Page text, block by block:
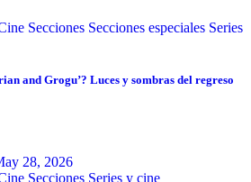
Secciones Secciones especiales Series
and Grogu’? Luces y sombras del regreso
28, 2026
Secciones Series y cine